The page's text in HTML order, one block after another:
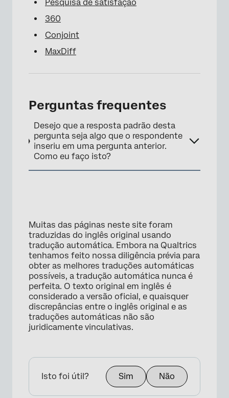
Pesquisa de satisfação
360
Conjoint
MaxDiff
Perguntas frequentes
Desejo que a resposta padrão desta
pergunta seja algo que o respondente
inseriu em uma pergunta anterior.
Como eu faço isto?
Muitas das páginas neste site foram
traduzidas do inglês original usando
tradução automática. Embora na Qualtrics
tenhamos feito nossa diligência prévia para
obter as melhores traduções automáticas
possíveis, a tradução automática nunca é
perfeita. O texto original em inglês é
considerado a versão oficial, e quaisquer
discrepâncias entre o inglês original e as
traduções automáticas não são
juridicamente vinculativas.
Isto foi útil? Sim Não